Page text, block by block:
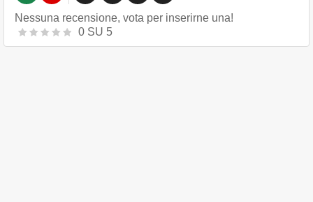
Nessuna recensione, vota per inserirne una!
0 SU 5